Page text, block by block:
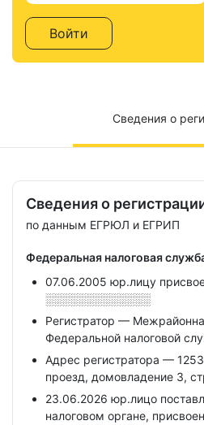
Войти
Сведения о
Сведения о
по данным ЕГРЮЛ и ЕГРИП
Федеральная налоговая
07.06.2005 юр.лицу
░░░░░░░░░░░░░
Регистратор —
Федеральной налоговой
Адрес регистратора —
проезд, домовладение 3,
23.06.2026 юр.лицо
налоговом органе,